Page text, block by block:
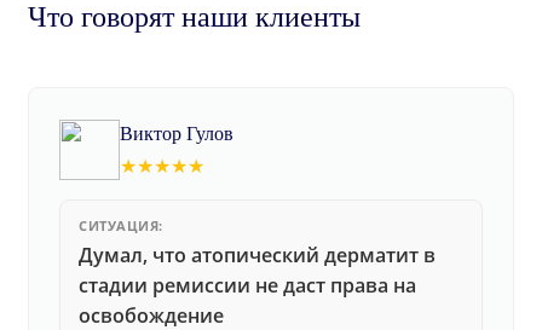
Что говорят наши клиенты
Виктор Гулов
★★★★★
СИТУАЦИЯ:
Думал, что атопический дерматит в
стадии ремиссии не даст права на
освобождение